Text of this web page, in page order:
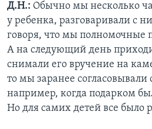
Д.Н.: Обычно мы несколько
у ребенка, разговаривали с
говоря, что мы полномочные
А на следующий день
снимали его вручение на
то мы заранее согласовывали
например, когда подарком
Но для самих детей все